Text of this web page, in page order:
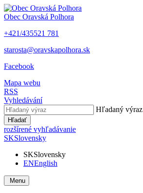
Obec Oravská Polhora
+421/435521 781
starosta@oravskapolhora.sk
Facebook
Mapa webu
RSS
Vyhledávání
Hľadaný výraz
Hľadať
rozšírené vyhľadávanie
SKSlovensky
SKSlovensky
ENEnglish
Menu